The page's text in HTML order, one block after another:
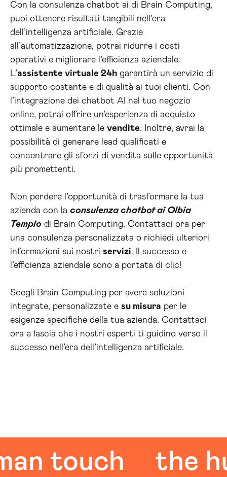
Con la consulenza chatbot ai di Brain Computing,
puoi ottenere risultati tangibili nell’era
dell’intelligenza artificiale. Grazie
all’automatizzazione, potrai ridurre i costi
operativi e migliorare l’efficienza aziendale.
L’assistente virtuale 24h garantirà un servizio di
supporto costante e di qualità ai tuoi clienti. Con
l’integrazione dei chatbot AI nel tuo negozio
online, potrai offrire un’esperienza di acquisto
ottimale e aumentare le vendite. Inoltre, avrai la
possibilità di generare lead qualificati e
concentrare gli sforzi di vendita sulle opportunità
più promettenti.
Non perdere l’opportunità di trasformare la tua
azienda con la consulenza chatbot ai Olbia
Tempio di Brain Computing. Contattaci ora per
una consulenza personalizzata o richiedi ulteriori
informazioni sui nostri servizi. Il successo e
l’efficienza aziendale sono a portata di clic!
Scegli Brain Computing per avere soluzioni
integrate, personalizzate e su misura per le
esigenze specifiche della tua azienda. Contattaci
ora e lascia che i nostri esperti ti guidino verso il
successo nell’era dell’intelligenza artificiale.
touch the